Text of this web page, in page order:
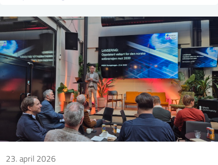
PRESSE ENGLISH
23. april 2026